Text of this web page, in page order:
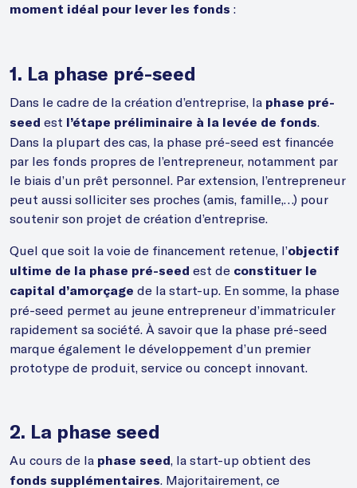
moment idéal pour lever les fonds :
1. La phase pré-seed
Dans le cadre de la création d’entreprise, la phase pré-
seed est l’étape préliminaire à la levée de fonds.
Dans la plupart des cas, la phase pré-seed est financée
par les fonds propres de l’entrepreneur, notamment par
le biais d’un prêt personnel. Par extension, l’entrepreneur
peut aussi solliciter ses proches (amis, famille,…) pour
soutenir son projet de création d’entreprise.
Quel que soit la voie de financement retenue, l’objectif
ultime de la phase pré-seed est de constituer le
capital d’amorçage de la start-up. En somme, la phase
pré-seed permet au jeune entrepreneur d’immatriculer
rapidement sa société. À savoir que la phase pré-seed
marque également le développement d’un premier
prototype de produit, service ou concept innovant.
2. La phase seed
Au cours de la phase seed, la start-up obtient des
fonds supplémentaires. Majoritairement, ce